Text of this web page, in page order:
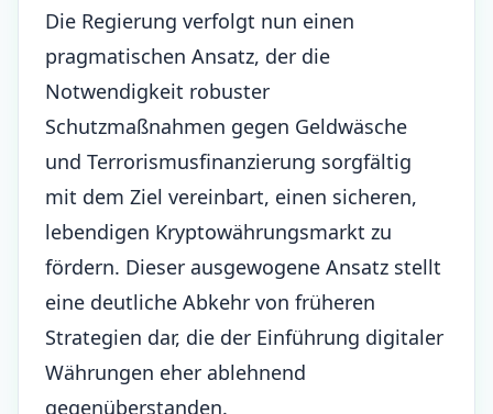
Die Regierung verfolgt nun einen
pragmatischen Ansatz, der die
Notwendigkeit robuster
Schutzmaßnahmen gegen Geldwäsche
und Terrorismusfinanzierung sorgfältig
mit dem Ziel vereinbart, einen sicheren,
lebendigen Kryptowährungsmarkt zu
fördern. Dieser ausgewogene Ansatz stellt
eine deutliche Abkehr von früheren
Strategien dar, die der Einführung digitaler
Währungen eher ablehnend
gegenüberstanden.